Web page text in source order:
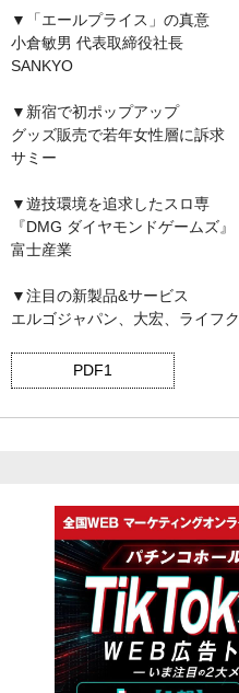
▼「エールプライス」の真意
小倉敏男 代表取締役社長
SANKYO
▼新宿で初ポップアップ
グッズ販売で若年女性層に訴求
サミー
▼遊技環境を追求したスロ専
『DMG ダイヤモンドゲームズ』
富士産業
▼注目の新製品&サービス
エルゴジャパン、大宏、ライフク
PDF1